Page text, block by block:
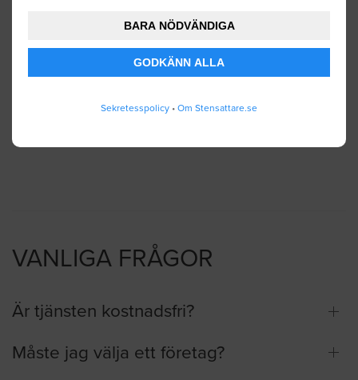
BARA NÖDVÄNDIGA
GODKÄNN ALLA
Sekretesspolicy • Om Stensattare.se
använder mina personuppgifter enligt
SKICKA IN
VANLIGA FRÅGOR
Är tjänsten kostnadsfri?
Måste jag välja ett företag?